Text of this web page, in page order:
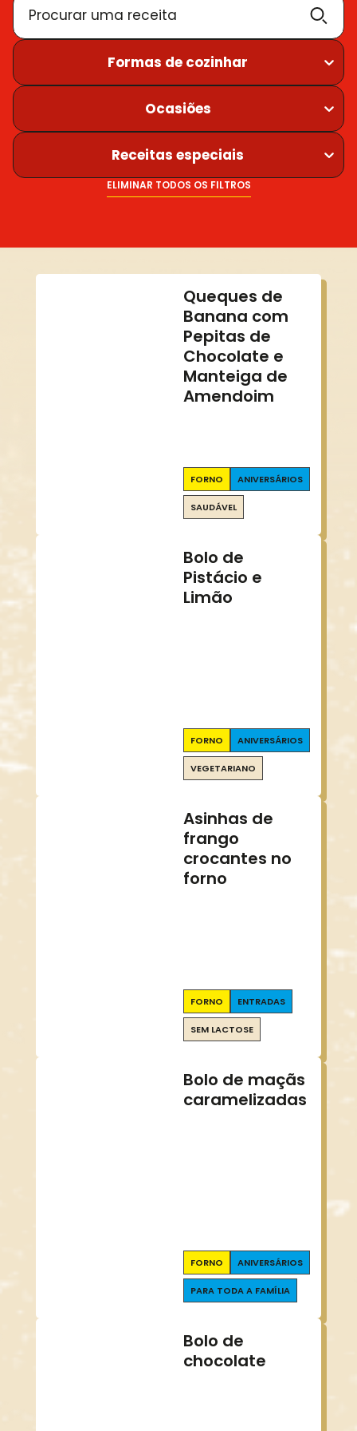
Procurar uma receita
Formas de cozinhar
Ocasiões
Receitas especiais
ELIMINAR TODOS OS FILTROS
Queques de
Banana com
Pepitas de
Chocolate e
Manteiga de
Amendoim
FORNO ANIVERSÁRIOS
SAUDÁVEL
Bolo de
Pistácio e
Limão
FORNO ANIVERSÁRIOS
VEGETARIANO
Asinhas de
frango
crocantes no
forno
FORNO ENTRADAS
SEM LACTOSE
Bolo de maçãs
caramelizadas
FORNO ANIVERSÁRIOS
PARA TODA A FAMÍLIA
Bolo de
chocolate